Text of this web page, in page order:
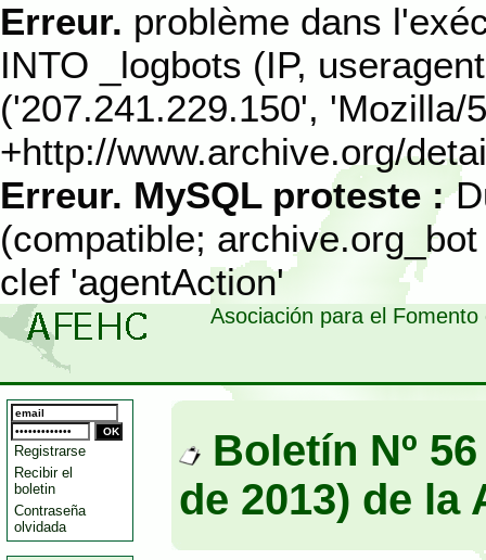
Erreur. problème dans
INTO _logbots (IP,
('207.241.229.150',
+http://www.archive.org/
Erreur. MySQL proteste :
(compatible;
clef 'agentAction'
Asociación para el
Registrarse
Recibir el
boletin
Contraseña
olvidada
Boletín Nº
de 2013) de la